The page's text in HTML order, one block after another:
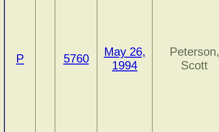
P 5760
May 26,
1994
Peterson,
Scott